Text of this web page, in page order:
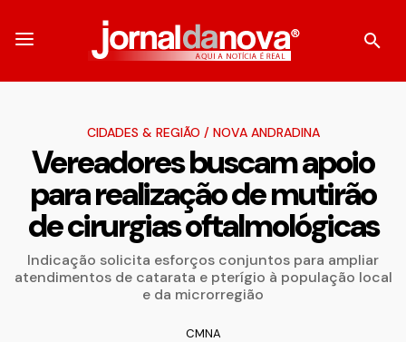
CIDADES & REGIÃO / NOVA ANDRADINA
Vereadores buscam apoio
para realização de mutirão
de cirurgias oftalmológicas
Indicação solicita esforços conjuntos para ampliar
atendimentos de catarata e pterígio à população local
e da microrregião
CMNA